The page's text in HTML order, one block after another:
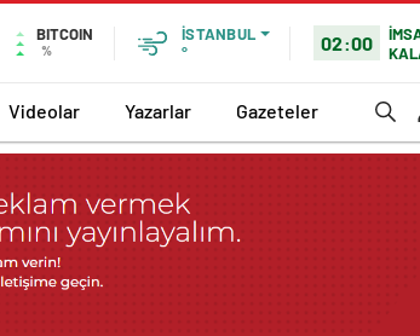
BITCOIN
%
İSTANBUL
°
02:00
Videolar Yazarlar Gazeteler